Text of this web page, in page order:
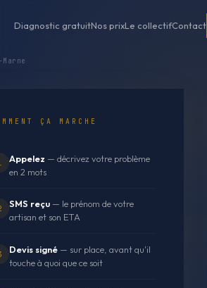
Diagnostic gratuitNos prixLe collectifContact
ÇA MARCHE
Appelez — décrivez votre problème
en 2 mots
SMS reçu — le prénom de votre
artisan et son ETA
Devis signé — sur place, avant qu'il
touche à quoi que ce soit